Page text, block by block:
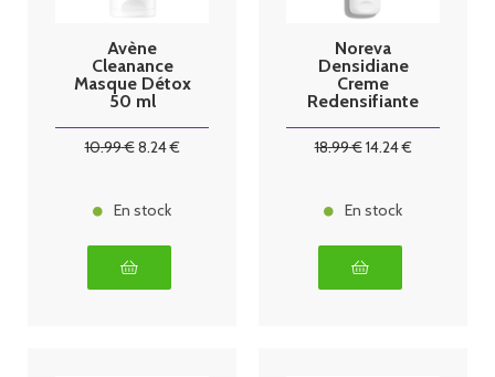
Avène
Cleanance
Masque Détox
50 ml
10.99€8.24€
En stock
Noreva
Densidiane
Creme
Redensifiante
18.99€14.24€
En stock